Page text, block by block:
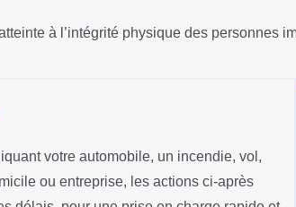
à l’intégrité physique des personnes
votre automobile, un incendie, vol,
ou entreprise, les actions ci-après